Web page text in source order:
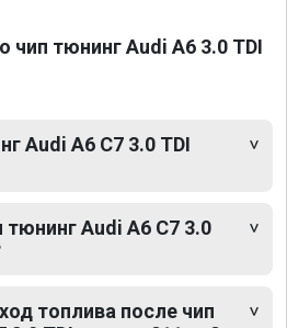
тюнинг Audi A6 3.0 TDI
Audi A6 C7 3.0 TDI
Audi A6 C7 3.0
топлива после чип